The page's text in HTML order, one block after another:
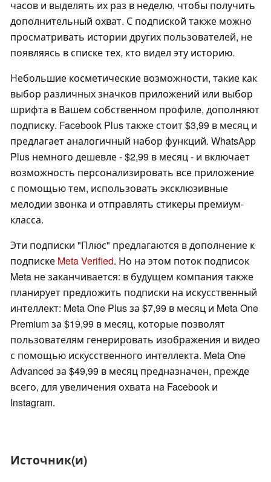
часов и выделять их раз в неделю, чтобы получить
дополнительный охват. С подпиской также можно
просматривать истории других пользователей, не
появляясь в списке тех, кто видел эту историю.
Небольшие косметические возможности, такие как
выбор различных значков приложений или выбор
шрифта в Вашем собственном профиле, дополняют
подписку. Facebook Plus также стоит $3,99 в месяц и
предлагает аналогичный набор функций. WhatsApp
Plus немного дешевле - $2,99 в месяц - и включает
возможность персонализировать все приложение
с помощью тем, использовать эксклюзивные
мелодии звонка и отправлять стикеры премиум-
класса.
Эти подписки "Плюс" предлагаются в дополнение к
подписке Meta Verified. Но на этом поток подписок
Meta не заканчивается: в будущем компания также
планирует предложить подписки на искусственный
интеллект: Meta One Plus за $7,99 в месяц и Meta One
Premium за $19,99 в месяц, которые позволят
пользователям генерировать изображения и видео
с помощью искусственного интеллекта. Meta One
Advanced за $49,99 в месяц предназначен, прежде
всего, для увеличения охвата на Facebook и
Instagram.
Источник(и)